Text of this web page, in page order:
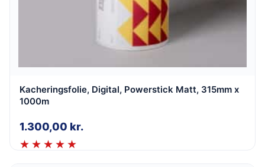
Kacheringsfolie, Digital, Powerstick Matt, 315mm x
1000m
1.300,00 kr.